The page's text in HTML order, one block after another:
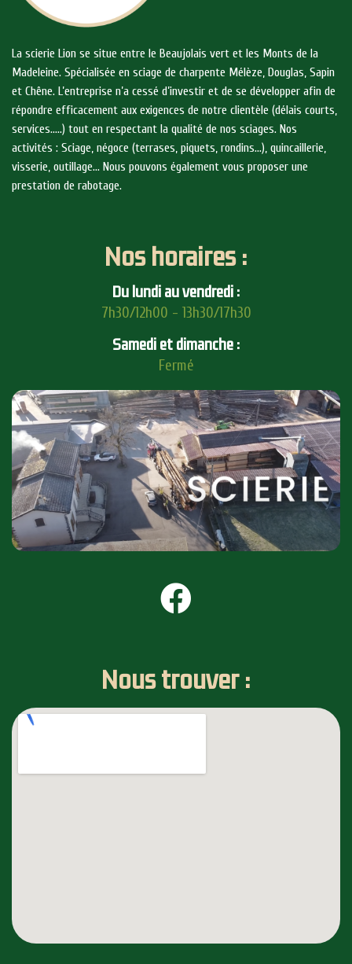
La scierie Lion se situe entre le Beaujolais vert et les Monts de la
Madeleine. Spécialisée en sciage de charpente Mélèze, Douglas, Sapin
et Chêne. L’entreprise n’a cessé d’investir et de se développer afin de
répondre efficacement aux exigences de notre clientèle (délais courts,
services…..) tout en respectant la qualité de nos sciages. Nos
activités : Sciage, négoce (terrases, piquets, rondins…), quincaillerie,
visserie, outillage… Nous pouvons également vous proposer une
prestation de rabotage.
Nos horaires :
Du lundi au vendredi :
7h30/12h00 - 13h30/17h30
Samedi et dimanche :
Fermé
Nous trouver :